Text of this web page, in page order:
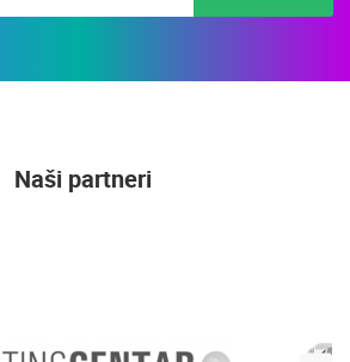
Naši partneri